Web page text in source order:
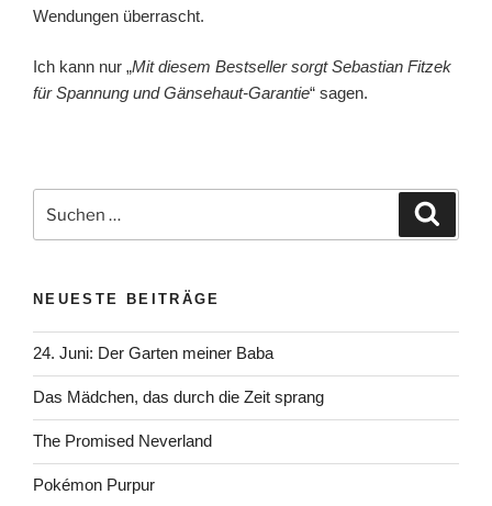
Wendungen überrascht.
Ich kann nur „Mit diesem Bestseller sorgt Sebastian Fitzek
für Spannung und Gänsehaut-Garantie“ sagen.
nach:
NEUESTE BEITRÄGE
24. Juni: Der Garten meiner Baba
Das Mädchen, das durch die Zeit sprang
The Promised Neverland
Pokémon Purpur